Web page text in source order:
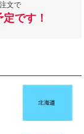
文で
です！